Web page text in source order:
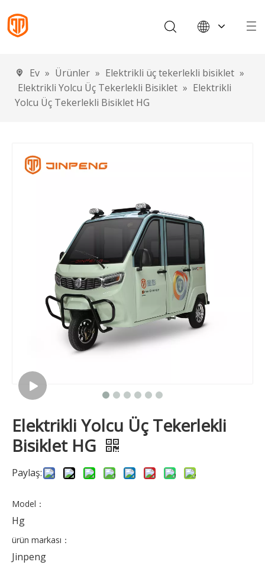
Español
Português
Ev » Ürünler » Elektrikli üç tekerlekli bisiklet »
Elektrikli Yolcu Üç Tekerlekli Bisiklet » Elektrikli
Yolcu Üç Tekerlekli Bisiklet HG
Elektrikli Yolcu Üç Tekerlekli
Bisiklet HG
Paylaş:
Model：
Hg
ürün markası：
Jinpeng